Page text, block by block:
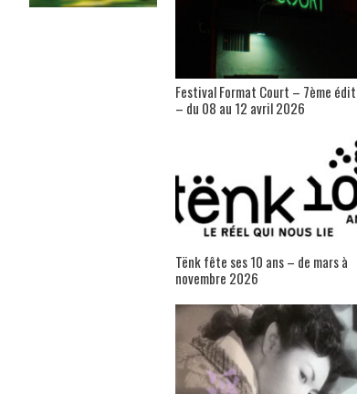
Festival Format Court – 7ème
– du 08 au 12 avril 2026
Tënk fête ses 10 ans – de mars à
novembre 2026